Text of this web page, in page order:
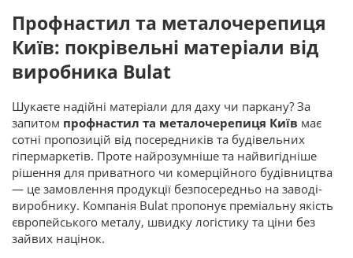
Профнастил та металочерепиця
Київ: покрівельні матеріали від
виробника Bulat
Шукаєте надійні матеріали для даху чи паркану? За
запитом профнастил та металочерепиця Київ має
сотні пропозицій від посередників та будівельних
гіпермаркетів. Проте найрозумніше та найвигідніше
рішення для приватного чи комерційного будівництва
— це замовлення продукції безпосередньо на заводі-
виробнику. Компанія Bulat пропонує преміальну якість
європейського металу, швидку логістику та ціни без
зайвих націнок.